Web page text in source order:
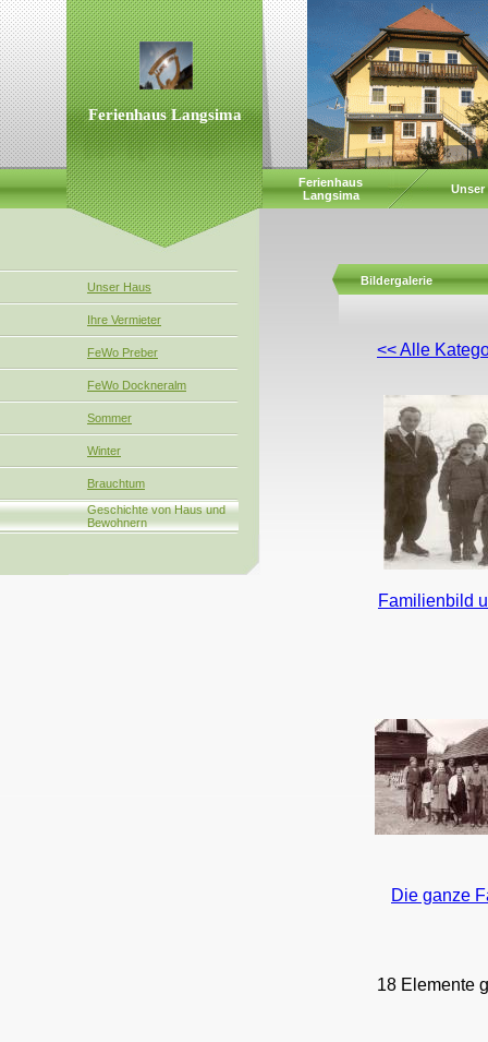
Ferienhaus Langsima
Ferienhaus
Langsima
Unser
Unser Haus
Ihre Vermieter
FeWo Preber
FeWo Dockneralm
Sommer
Winter
Brauchtum
Geschichte von Haus und
Bewohnern
Bildergalerie
<< Alle
Familienbild
Die ganze
18 Elemente